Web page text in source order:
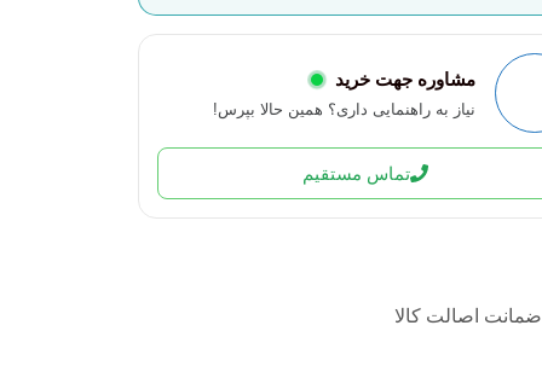
مشاوره جهت خرید
نیاز به راهنمایی داری؟ همین حالا بپرس!
تماس مستقیم
ضمانت اصالت کالا